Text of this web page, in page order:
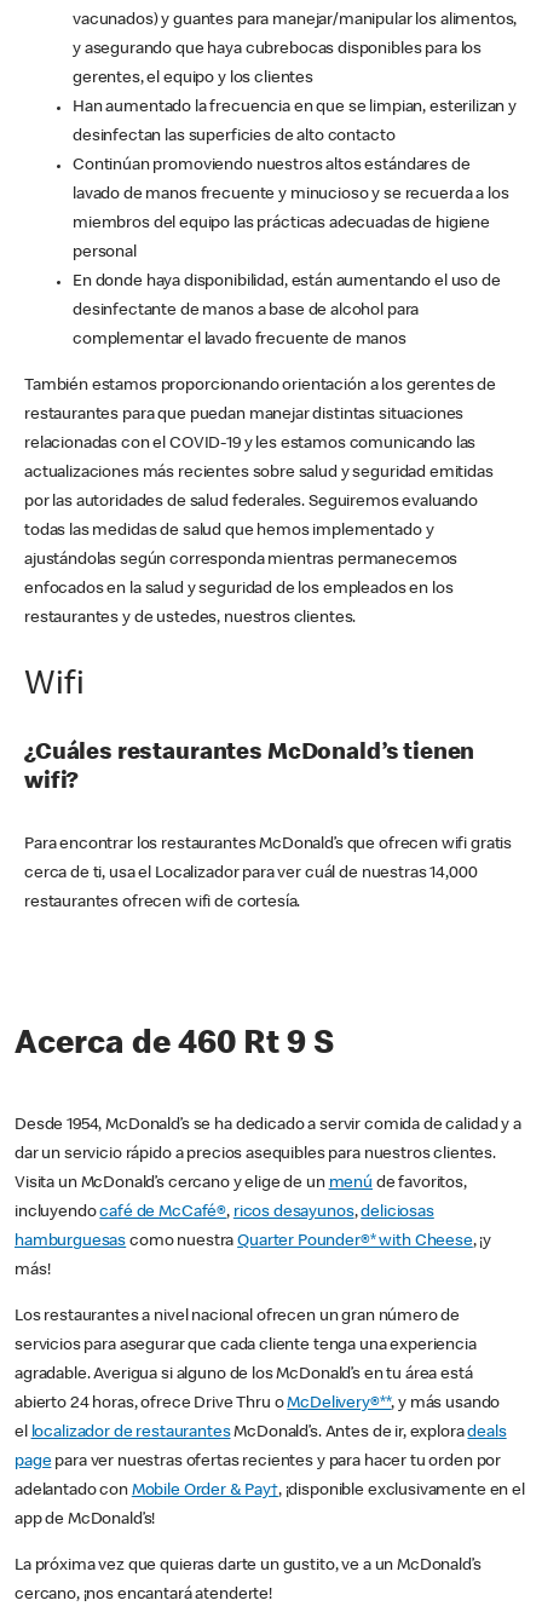
vacunados) y guantes para manejar/manipular los alimentos,
y asegurando que haya cubrebocas disponibles para los
gerentes, el equipo y los clientes
Han aumentado la frecuencia en que se limpian, esterilizan y
desinfectan las superficies de alto contacto
Continúan promoviendo nuestros altos estándares de
lavado de manos frecuente y minucioso y se recuerda a los
miembros del equipo las prácticas adecuadas de higiene
personal
En donde haya disponibilidad, están aumentando el uso de
desinfectante de manos a base de alcohol para
complementar el lavado frecuente de manos
También estamos proporcionando orientación a los gerentes de
restaurantes para que puedan manejar distintas situaciones
relacionadas con el COVID-19 y les estamos comunicando las
actualizaciones más recientes sobre salud y seguridad emitidas
por las autoridades de salud federales. Seguiremos evaluando
todas las medidas de salud que hemos implementado y
ajustándolas según corresponda mientras permanecemos
enfocados en la salud y seguridad de los empleados en los
restaurantes y de ustedes, nuestros clientes.
Wifi
¿Cuáles restaurantes McDonald’s tienen
wifi?
Para encontrar los restaurantes McDonald’s que ofrecen wifi gratis
cerca de ti, usa el Localizador para ver cuál de nuestras 14,000
restaurantes ofrecen wifi de cortesía.
Acerca de 460 Rt 9 S
Desde 1954, McDonald’s se ha dedicado a servir comida de calidad y a
dar un servicio rápido a precios asequibles para nuestros clientes.
Visita un McDonald’s cercano y elige de un menú de favoritos,
incluyendocafé de McCafé®, ricos desayunos,deliciosas
hamburguesas como nuestraQuarter Pounder®* with Cheese, ¡y
más!
Los restaurantes a nivel nacional ofrecen un gran número de
servicios para asegurar que cada cliente tenga una experiencia
agradable. Averigua si alguno de los McDonald’s en tu área está
abierto 24 horas, ofrece Drive Thru oMcDelivery®**, y más usando
el localizador de restaurantesMcDonald’s. Antes de ir, exploradeals
pagepara ver nuestras ofertas recientes y para hacer tu orden por
adelantado con Mobile Order & Pay†, ¡disponible exclusivamente en el
app de McDonald’s!
La próxima vez que quieras darte un gustito, ve a un McDonald’s
cercano, ¡nos encantará atenderte!